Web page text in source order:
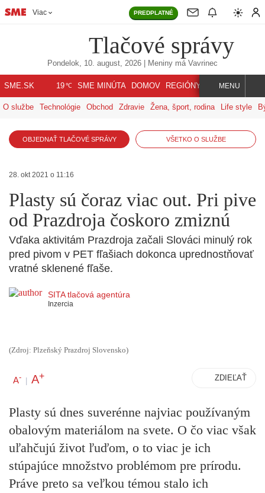
Viac PREDPLATNÉ
Tlačové správy
Pondelok, 10. august, 2026 | Meniny má Vavrinec
SME.SK 19℃ SME MINÚTA DOMOV REGIÓNY INDEX SVET
MENU
O službe Technológie Obchod Zdravie Žena, šport, rodina Life style
OBJEDNAŤ TLAČOVÉ SPRÁVY VŠETKO O SLUŽBE
28. okt 2021 o 11:16
Plasty sú čoraz viac out. Pri pive
od Prazdroja čoskoro zmiznú
Vďaka aktivitám Prazdroja začali Slováci minulý rok
pred pivom v PET fľašiach dokonca uprednostňovať
vratné sklenené fľaše.
SITA tlačová agentúra
Inzercia
(Zdroj: Plzeňský Prazdroj Slovensko)
A- | A+ ZDIEĽAŤ
Plasty sú dnes suverénne najviac používaným
obalovým materiálom na svete. O čo viac však
uľahčujú život ľuďom, o to viac je ich
stúpajúce množstvo problémom pre prírodu.
Práve preto sa veľkou témou stalo ich